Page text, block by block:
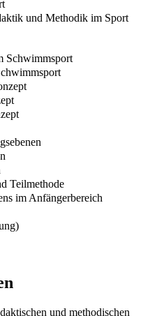
und Methodik im Sport
Schwimmsport
Teilmethode
im Anfängerbereich
und methodischen